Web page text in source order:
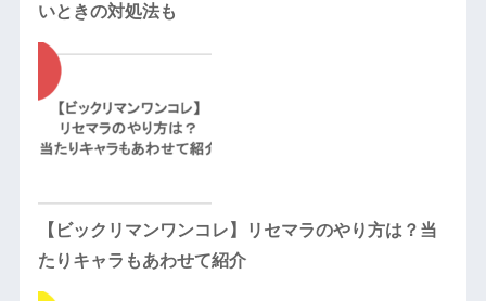
いときの対処法も
【ビックリマンワンコレ】リセマラのやり方は？当
たりキャラもあわせて紹介